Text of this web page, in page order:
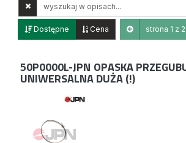
opisach
Dostępne Cena strona 1 z 2
50P0000L-JPN OPASKA
UNIWERSALNA DUŻA (!)